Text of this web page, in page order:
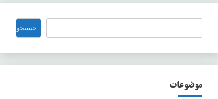
جستجو جستجو
موضوعات